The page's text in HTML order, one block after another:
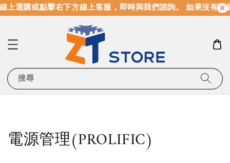
選購或點擊右下方線上客服，即時與我們諮詢。 如果沒有現
搜尋
電源管理(PROLIFIC)